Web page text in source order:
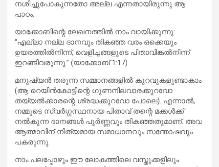
നശിച്ചുപോകുന്നതോ അല്ല എന്നതായിരുന്നു ആ
പാഠം.
യാക്കോബിന്റെ ലേഖനത്തിൽ നാം വായിക്കുന്നു:
“എല്ലാ നല്ല ദാനവും തികഞ്ഞ വരം ഒക്കെയും
ഉയരത്തിൽനിന്ന്, വെളിച്ചങ്ങളുടെ പിതാവിങ്കൽനിന്ന്
ഇറങ്ങിവരുന്നു.” (യാക്കോബ് 1:17)
മനുഷ്യൻ തരുന്ന സമ്മാനങ്ങളിൽ കുറവുകളുണ്ടാകാം
(ആ റെയിൻകോട്ടിന്റെ ഗുണനിലവാരക്കുറവോ
തയ്യൽക്കാരന്റെ ശ്രദ്ധക്കുറവോ പോലെ). എന്നാൽ,
നമ്മുടെ സ്വർഗ്ഗസ്ഥനായ പിതാവ് തന്റെ മക്കൾക്ക്
നൽകുന്ന ദാനങ്ങൾ പൂർണ്ണവും തികഞ്ഞതുമാണ്. അവ
ആത്മാവിന് നിത്യമായ സമാധാനവും സന്തോഷവും
പകരുന്നു.
നാം പലപ്പോഴും ഈ ലോകത്തിലെ വസ്തുക്കളിലും